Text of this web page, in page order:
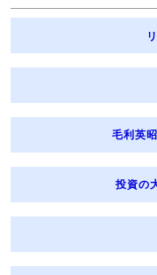
毛利英
投資の